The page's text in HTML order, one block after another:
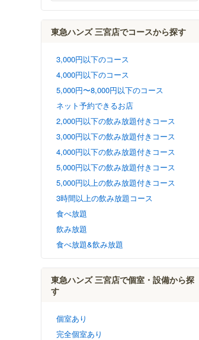
東急ハンズ 三宮店でコースから探す
3,000円以下のコース
4,000円以下のコース
5,000円〜8,000円以下のコース
ネット予約できるお店
2,000円以下の飲み放題付きコース
3,000円以下の飲み放題付きコース
4,000円以下の飲み放題付きコース
5,000円以下の飲み放題付きコース
5,000円以上の飲み放題付きコース
3時間以上の飲み放題コース
食べ放題
飲み放題
食べ放題&飲み放題
東急ハンズ 三宮店で個室・設備から探
す
個室あり
完全個室あり